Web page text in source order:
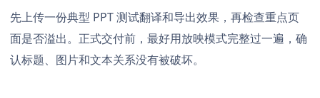
先上传一份典型 PPT 测试翻译和导出效果，再检查重点页
面是否溢出。正式交付前，最好用放映模式完整过一遍，确
认标题、图片和文本关系没有被破坏。